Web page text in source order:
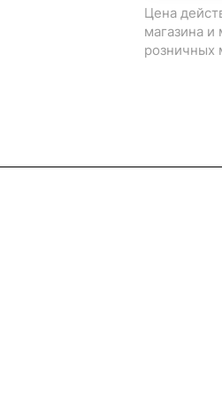
Цена
магазина и
розничных